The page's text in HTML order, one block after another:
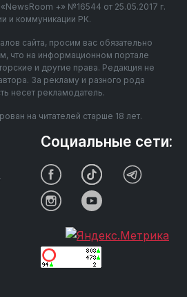
+» №16544 от 25.05.2017 г.
и коммуникации РК.
сайта, просим вас обязательно
что на информационном портале
и другие права. Редакция не
За рекламу и разного рода
несет рекламодатель.
на читателей старше 18 лет.
Социальные сети: